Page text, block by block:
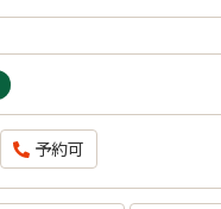
予約可